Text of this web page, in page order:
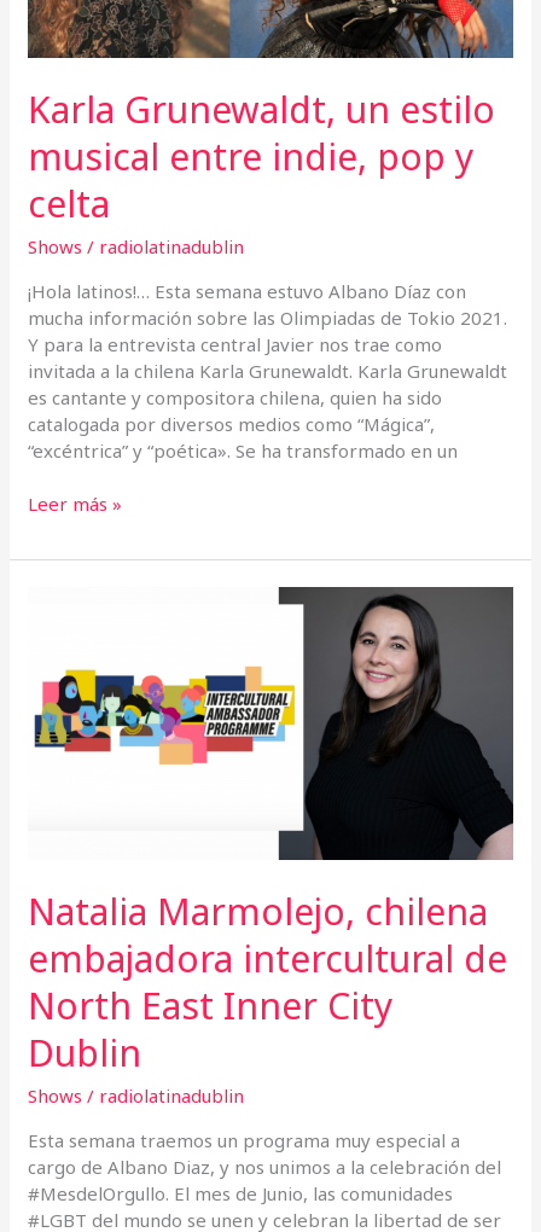
Karla Grunewaldt, un estilo
musical entre indie, pop y
celta
Shows / radiolatinadublin
¡Hola latinos!… Esta semana estuvo Albano Díaz con
mucha información sobre las Olimpiadas de Tokio 2021.
Y para la entrevista central Javier nos trae como
invitada a la chilena Karla Grunewaldt. Karla Grunewaldt
es cantante y compositora chilena, quien ha sido
catalogada por diversos medios como “Mágica”,
“excéntrica” y “poética». Se ha transformado en un
y
celta
Leer más »
Natalia Marmolejo, chilena
embajadora intercultural de
North East Inner City
Dublin
Shows / radiolatinadublin
Esta semana traemos un programa muy especial a
cargo de Albano Diaz, y nos unimos a la celebración del
#MesdelOrgullo. El mes de Junio, las comunidades
#LGBT del mundo se unen y celebran la libertad de ser
embajadora
intercultural
de
North